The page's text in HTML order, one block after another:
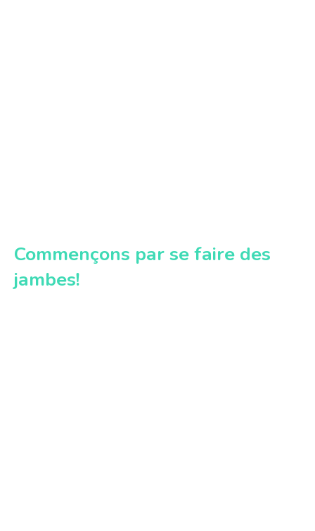
Commençons par se faire des
jambes!